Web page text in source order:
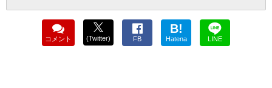
コメント (Twitter) FB
B!
Hatena LINE